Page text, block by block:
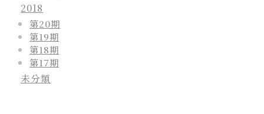
2018
第20期
第19期
第18期
第17期
未分類